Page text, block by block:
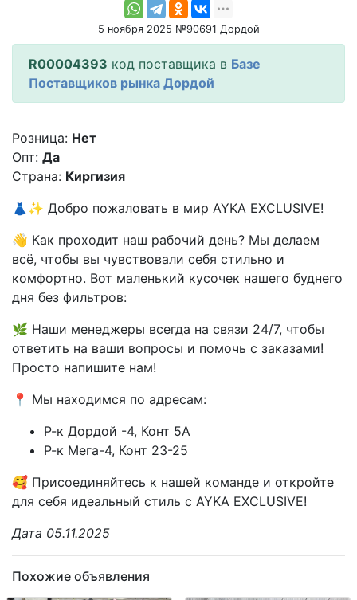
5 ноября 2025 №90691 Дордой
R00004393 код поставщика в Базе
Поставщиков рынка Дордой
Розница: Нет
Опт: Да
Страна: Киргизия
👗✨ Добро пожаловать в мир AYKA EXCLUSIVE!
👋 Как проходит наш рабочий день? Мы делаем
всё, чтобы вы чувствовали себя стильно и
комфортно. Вот маленький кусочек нашего буднего
дня без фильтров:
🌿 Наши менеджеры всегда на связи 24/7, чтобы
ответить на ваши вопросы и помочь с заказами!
Просто напишите нам!
📍 Мы находимся по адресам:
Р-к Дордой -4, Конт 5А
Р-к Мега-4, Конт 23-25
🥰 Присоединяйтесь к нашей команде и откройте
для себя идеальный стиль с AYKA EXCLUSIVE!
Дата 05.11.2025
Похожие объявления